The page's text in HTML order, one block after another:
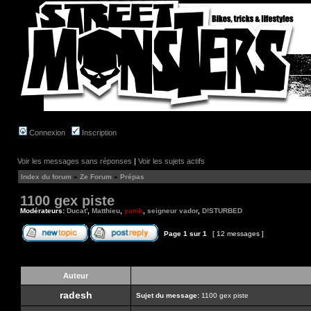
Connexion Inscription
Voir les messages sans réponses | Voir les sujets actifs
Index du forum » Ze Forum » Prépas
1100 gex piste
Modérateurs: Ducat' Matthieu yanik seigneur vador, D!STURBED
Page 1 sur 1 [ 12 messages ]
Auteur
radesh Sujet du message: 1100 gex piste